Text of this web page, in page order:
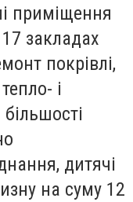
приміщення
закладах
покрівлі,
і
дитячі
на суму 12